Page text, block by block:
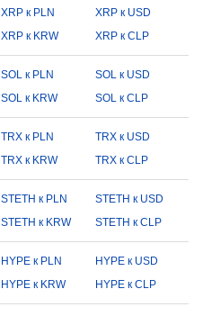
XRP к PLN
XRP к USD
XRP к KRW XRP к CLP
SOL к PLN
SOL к USD
SOL к KRW SOL к CLP
TRX к PLN
TRX к USD
TRX к KRW TRX к CLP
STETH к PLN
STETH к USD
STETH к KRW STETH к CLP
HYPE к PLN
HYPE к USD
HYPE к KRW HYPE к CLP